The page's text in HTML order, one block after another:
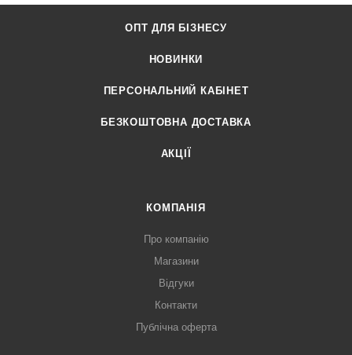
ОПТ ДЛЯ БІЗНЕСУ
НОВИНКИ
ПЕРСОНАЛЬНИЙ КАБІНЕТ
БЕЗКОШТОВНА ДОСТАВКА
АКЦІЇ
КОМПАНІЯ
Про компанію
Магазини
Відгуки
Контакти
Публічна оферта